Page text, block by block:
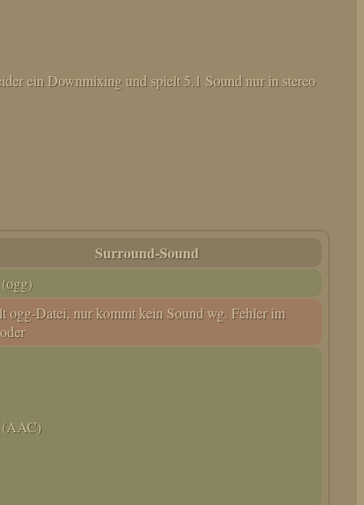
ein Downmixing und spielt 5.1 Sound nur in stereo
Surround-Sound
ogg-Datei, nur kommt kein Sound wg. Fehler im